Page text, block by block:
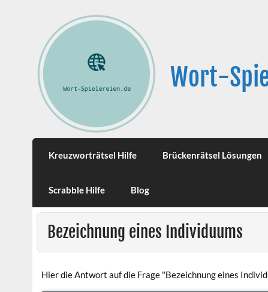
Wort-
Kreuzworträtsel Hilfe Brückenrätsel Lösungen
Scrabble Hilfe Blog
Bezeichnung eines Individuums
Hier die Antwort auf die Frage "Bezeichnung eines